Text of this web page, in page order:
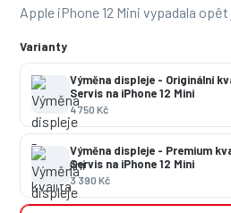
Apple iPhone 12 Mini vypadala opět
Varianty
Výměna displeje - Originální
Servis na iPhone 12 Mini
4 750 Kč
Výměna displeje - Premium
Servis na iPhone 12 Mini
3 390 Kč